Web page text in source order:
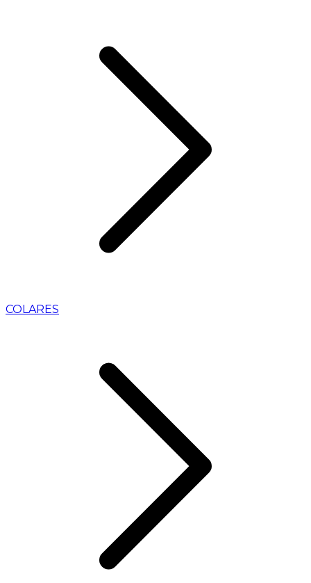
COLARES